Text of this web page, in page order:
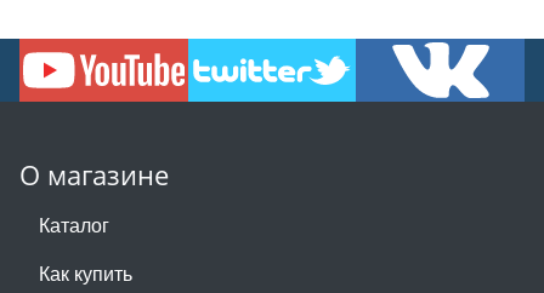
О магазине
Каталог
Как купить